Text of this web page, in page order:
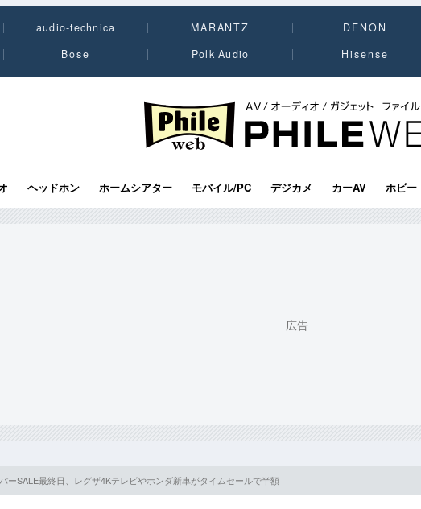
audio-technica MARANTZ DENON
Bose
Polk Audio Hisense
PHILE WEB｜AV/オーディオ/ガジェット
ヘッドホン ホームシアター モバイル/PC デジカメ カーAV ホビー
ーSALE最終日、レグザ4Kテレビやホンダ新車がタイムセールで半額